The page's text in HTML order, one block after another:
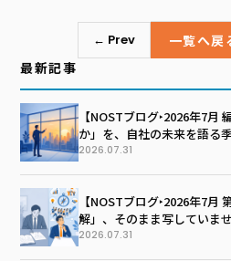
← Prev 一覧へ戻
最新記事
【NOSTブログ‣2026年7月
か」を、自社の未来を語る
2026.07.31
【NOSTブログ‣2026年7月
解」、そのまま写していま
マップを描く技術
2026.07.31